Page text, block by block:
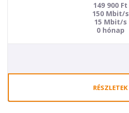
149 900 Ft
150 Mbit/s
15 Mbit/s
0 hónap
RÉSZLETEK